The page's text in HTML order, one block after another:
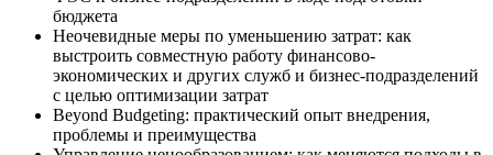
бюджета
Неочевидные меры по уменьшению затрат: как
выстроить совместную работу финансово-
экономических и других служб и бизнес-подразделений
с целью оптимизации затрат
Beyond Budgeting: практический опыт внедрения,
проблемы и преимущества